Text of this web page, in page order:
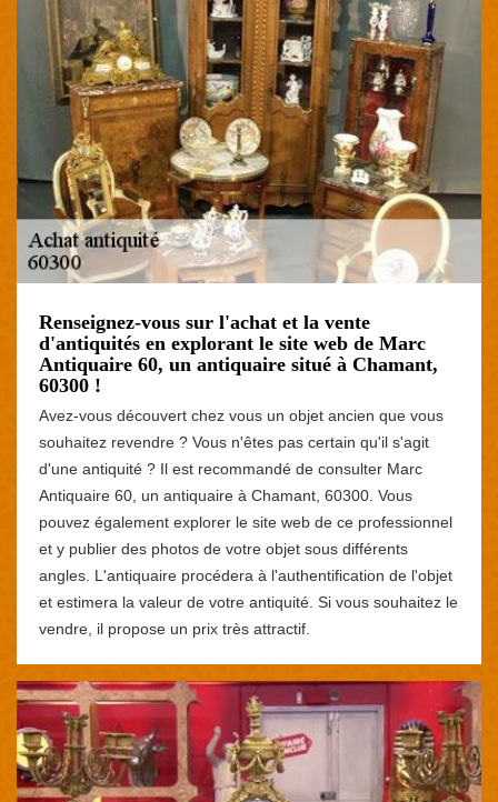
Renseignez-vous sur l'achat et la vente
d'antiquités en explorant le site web de Marc
Antiquaire 60, un antiquaire situé à Chamant,
60300 !
Avez-vous découvert chez vous un objet ancien que vous
souhaitez revendre ? Vous n'êtes pas certain qu'il s'agit
d'une antiquité ? Il est recommandé de consulter Marc
Antiquaire 60, un antiquaire à Chamant, 60300. Vous
pouvez également explorer le site web de ce professionnel
et y publier des photos de votre objet sous différents
angles. L'antiquaire procédera à l'authentification de l'objet
et estimera la valeur de votre antiquité. Si vous souhaitez le
vendre, il propose un prix très attractif.